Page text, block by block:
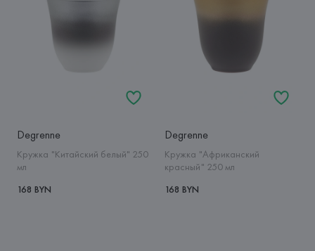
Degrenne
Кружка "Китайский белый" 250
мл
168 BYN
Degrenne
Кружка "Африканский
красный" 250 мл
168 BYN